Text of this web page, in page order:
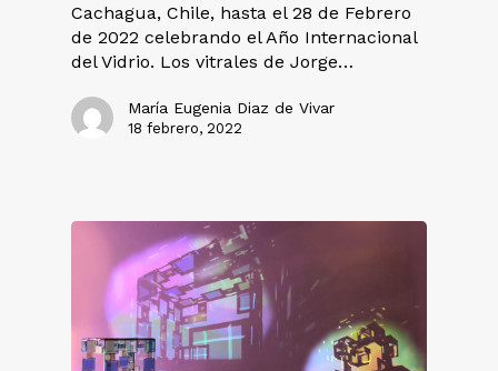
Cachagua, Chile, hasta el 28 de Febrero
de 2022 celebrando el Año Internacional
del Vidrio. Los vitrales de Jorge…
María Eugenia Diaz de Vivar
18 febrero, 2022